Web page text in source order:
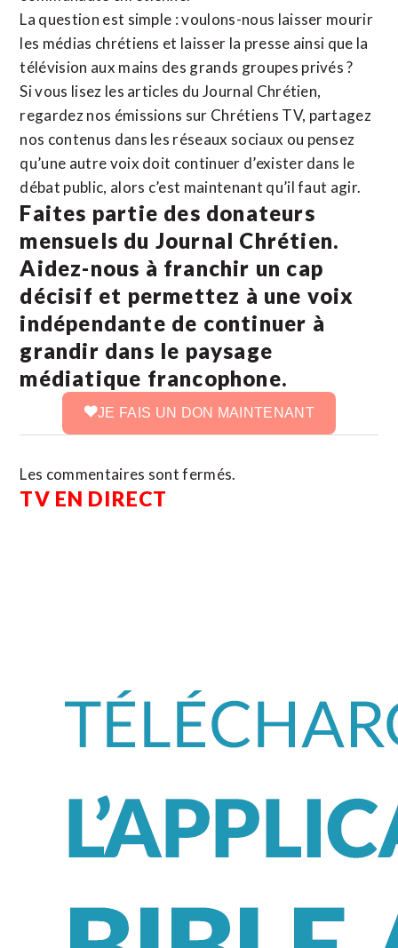
La question est simple : voulons-nous laisser mourir
les médias chrétiens et laisser la presse ainsi que la
télévision aux mains des grands groupes privés ?
Si vous lisez les articles du Journal Chrétien,
regardez nos émissions sur Chrétiens TV, partagez
nos contenus dans les réseaux sociaux ou pensez
qu’une autre voix doit continuer d’exister dans le
débat public, alors c’est maintenant qu’il faut agir.
Faites partie des donateurs
mensuels du Journal Chrétien.
Aidez-nous à franchir un cap
décisif et permettez à une voix
indépendante de continuer à
grandir dans le paysage
médiatique francophone.
JE FAIS UN DON MAINTENANT
Les commentaires sont fermés.
TV EN DIRECT